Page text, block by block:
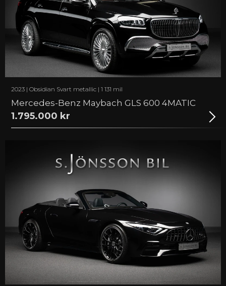
2023 | Obsidian Svart metallic | 1 131 mil
Mercedes-Benz Maybach GLS 600 4MATIC
1.795.000 kr